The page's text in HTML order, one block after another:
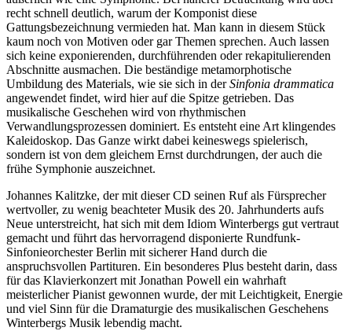
recht schnell deutlich, warum der Komponist diese
Gattungsbezeichnung vermieden hat. Man kann in diesem Stück
kaum noch von Motiven oder gar Themen sprechen. Auch lassen
sich keine exponierenden, durchführenden oder rekapitulierenden
Abschnitte ausmachen. Die beständige metamorphotische
Umbildung des Materials, wie sie sich in derSinfonia drammatica
angewendet findet, wird hier auf die Spitze getrieben. Das
musikalische Geschehen wird von rhythmischen
Verwandlungsprozessen dominiert. Es entsteht eine Art klingendes
Kaleidoskop. Das Ganze wirkt dabei keineswegs spielerisch,
sondern ist von dem gleichem Ernst durchdrungen, der auch die
frühe Symphonie auszeichnet.
Johannes Kalitzke, der mit dieser CD seinen Ruf als Fürsprecher
wertvoller, zu wenig beachteter Musik des 20. Jahrhunderts aufs
Neue unterstreicht, hat sich mit dem Idiom Winterbergs gut vertraut
gemacht und führt das hervorragend disponierte Rundfunk-
Sinfonieorchester Berlin mit sicherer Hand durch die
anspruchsvollen Partituren. Ein besonderes Plus besteht darin, dass
für das Klavierkonzert mit Jonathan Powell ein wahrhaft
meisterlicher Pianist gewonnen wurde, der mit Leichtigkeit, Energie
und viel Sinn für die Dramaturgie des musikalischen Geschehens
Winterbergs Musik lebendig macht.